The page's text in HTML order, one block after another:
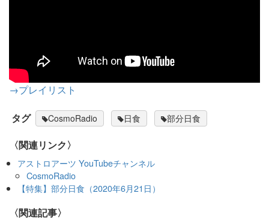
→プレイリスト
タグ CosmoRadio 日食 部分日食
〈関連リンク〉
アストロアーツ YouTubeチャンネル
CosmoRadio
【特集】部分日食（2020年6月21日）
関連記事